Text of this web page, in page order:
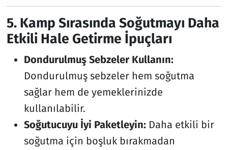
5. Kamp Sırasında Soğutmayı Daha
Etkili Hale Getirme İpuçları
Dondurulmuş Sebzeler Kullanın:
Dondurulmuş sebzeler hem soğutma
sağlar hem de yemeklerinizde
kullanılabilir.
Soğutucuyu İyi Paketleyin:Daha etkili bir
soğutma için boşluk bırakmadan